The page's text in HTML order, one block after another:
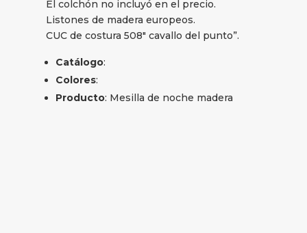
El colchón no incluyó en el precio.
Listones de madera europeos.
CUC de costura 508″ cavallo del punto”.
Catálogo:
Colores:
Producto: Mesilla de noche madera